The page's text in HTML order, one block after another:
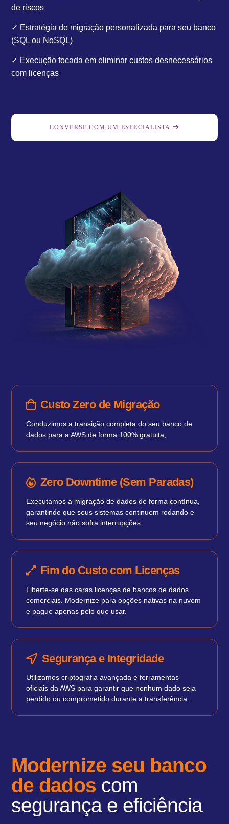
de riscos
✓ Estratégia de migração personalizada para seu banco
(SQL ou NoSQL)
✓ Execução focada em eliminar custos desnecessários
com licenças
CONVERSE COM UM ESPECIALISTA
Custo Zero de Migração
Conduzimos a transição completa do seu banco de
dados para a AWS de forma 100% gratuita,
Zero Downtime (Sem Paradas)
Executamos a migração de dados de forma contínua,
garantindo que seus sistemas continuem rodando e
seu negócio não sofra interrupções.
Fim do Custo com Licenças
Liberte-se das caras licenças de bancos de dados
comerciais. Modernize para opções nativas na nuvem
e pague apenas pelo que usar.
Segurança e Integridade
Utilizamos criptografia avançada e ferramentas
oficiais da AWS para garantir que nenhum dado seja
perdido ou comprometido durante a transferência.
Modernize seu banco
de dados com
segurança e eficiência